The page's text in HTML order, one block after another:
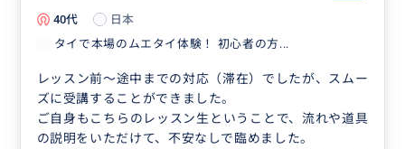
40代
日本
タイで本場のムエタイ体験！ 初心者の方...
レッスン前〜途中までの対応（滞在）でしたが、スムー
ズに受講することができました。
ご自身もこちらのレッスン生ということで、流れや道具
の説明をいただけて、不安なしで臨めました。